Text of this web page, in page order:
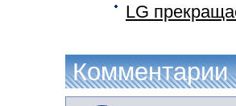
LG
Комментарии